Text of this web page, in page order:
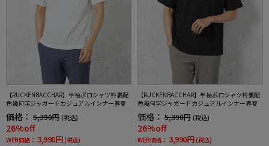
【RUCKENBACCHAR】半袖ポロシャツ衿裏配
色幾何学ジャガードカジュアルインナー春夏
価格： 5,390円 (税込)
26%off
WEB価格： 3,990円 (税込)
【RUCKENBACCHAR】半袖ポロシャツ衿裏配
色幾何学ジャガードカジュアルインナー春夏
価格： 5,390円 (税込)
26%off
WEB価格： 3,990円 (税込)